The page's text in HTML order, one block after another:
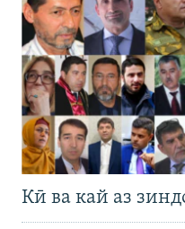
Кӣ ва кай аз